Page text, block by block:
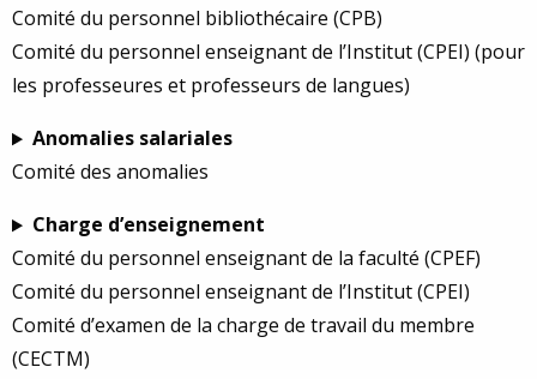
Comité du personnel bibliothécaire (CPB)
Comité du personnel enseignant de l’Institut (CPEI) (pour
les professeures et professeurs de langues)
Anomalies salariales
Comité des anomalies
Charge d’enseignement
Comité du personnel enseignant de la faculté (CPEF)
Comité du personnel enseignant de l’Institut (CPEI)
Comité d’examen de la charge de travail du membre
(CECTM)